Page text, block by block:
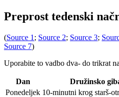
Preprost tedenski
(Source 1 ; Source 2; Source 3;
Source 7)
Uporabite to vadbo dva- do trikrat
Dan
Družinsko
Ponedeljek 10-minutni krog starš-